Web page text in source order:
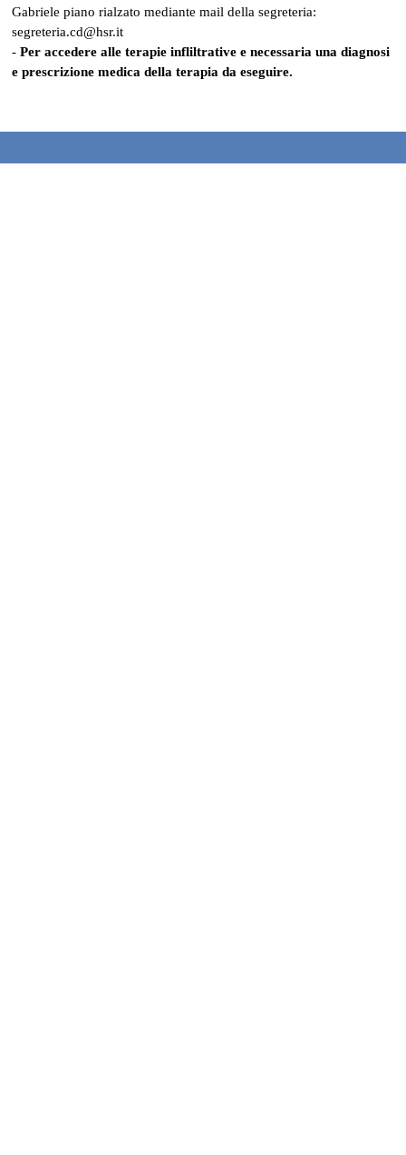
Gabriele piano rialzato mediante mail della segreteria:
segreteria.cd@hsr.it
- Per accedere alle terapie infliltrative e necessaria una diagnosi
e prescrizione medica della terapia da eseguire.